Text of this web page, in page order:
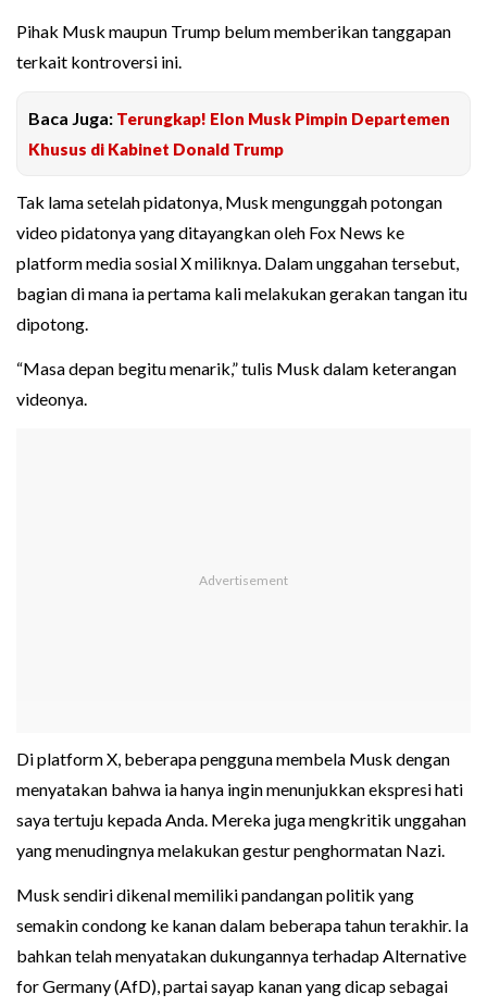
Pihak Musk maupun Trump belum memberikan tanggapan
terkait kontroversi ini.
Baca Juga: Terungkap! Elon Musk Pimpin Departemen
Khusus di Kabinet Donald Trump
Tak lama setelah pidatonya, Musk mengunggah potongan
video pidatonya yang ditayangkan oleh Fox News ke
platform media sosial X miliknya. Dalam unggahan tersebut,
bagian di mana ia pertama kali melakukan gerakan tangan itu
dipotong.
“Masa depan begitu menarik,” tulis Musk dalam keterangan
videonya.
Di platform X, beberapa pengguna membela Musk dengan
menyatakan bahwa ia hanya ingin menunjukkan ekspresi hati
saya tertuju kepada Anda. Mereka juga mengkritik unggahan
yang menudingnya melakukan gestur penghormatan Nazi.
Musk sendiri dikenal memiliki pandangan politik yang
semakin condong ke kanan dalam beberapa tahun terakhir. Ia
bahkan telah menyatakan dukungannya terhadap Alternative
for Germany (AfD), partai sayap kanan yang dicap sebagai